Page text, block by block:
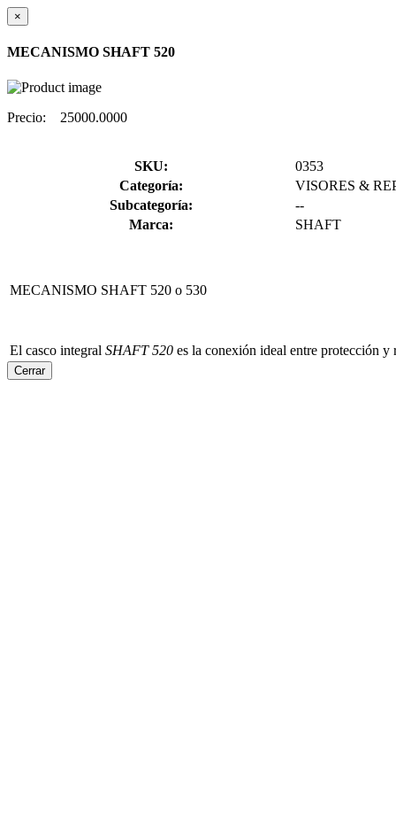
×
MECANISMO SHAFT 520
Precio: 25000.0000
SKU:
0353
Categoría:
VISORES &
Subcategoría:
--
Marca:
SHAFT
MECANISMO SHAFT 520 o 530
El casco integral SHAFT 520 es la conexión ideal entre protección
Cerrar